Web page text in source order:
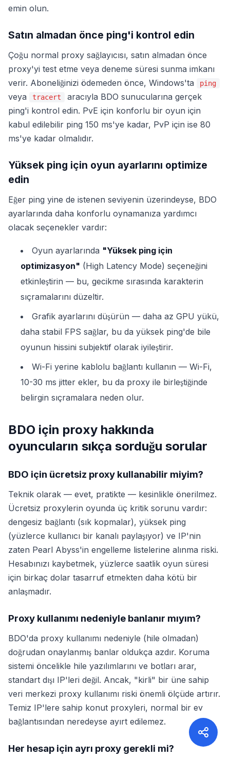
emin olun.
Satın almadan önce ping'i kontrol edin
Çoğu normal proxy sağlayıcısı, satın almadan önce
proxy'yi test etme veya deneme süresi sunma imkanı
verir. Aboneliğinizi ödemeden önce, Windows'ta
ping
veya tracert
aracıyla BDO sunucularına gerçek
ping'i kontrol edin. PvE için konforlu bir oyun için
kabul edilebilir ping 150 ms'ye kadar, PvP için ise 80
ms'ye kadar olmalıdır.
Yüksek ping için oyun ayarlarını optimize
edin
Eğer ping yine de istenen seviyenin üzerindeyse, BDO
ayarlarında daha konforlu oynamanıza yardımcı
olacak seçenekler vardır:
Oyun ayarlarında "Yüksek ping için
optimizasyon" (High Latency Mode) seçeneğini
etkinleştirin — bu, gecikme sırasında karakterin
sıçramalarını düzeltir.
Grafik ayarlarını düşürün — daha az GPU yükü,
daha stabil FPS sağlar, bu da yüksek ping'de bile
oyunun hissini subjektif olarak iyileştirir.
Wi-Fi yerine kablolu bağlantı kullanın — Wi-Fi,
10-30 ms jitter ekler, bu da proxy ile birleştiğinde
belirgin sıçramalara neden olur.
BDO için proxy hakkında
oyuncuların sıkça sorduğu sorular
BDO için ücretsiz proxy kullanabilir miyim?
Teknik olarak — evet, pratikte — kesinlikle önerilmez.
Ücretsiz proxylerin oyunda üç kritik sorunu vardır:
dengesiz bağlantı (sık kopmalar), yüksek ping
(yüzlerce kullanıcı bir kanalı paylaşıyor) ve IP'nin
zaten Pearl Abyss'in engelleme listelerine alınma riski.
Hesabınızı kaybetmek, yüzlerce saatlik oyun süresi
için birkaç dolar tasarruf etmekten daha kötü bir
anlaşmadır.
Proxy kullanımı nedeniyle banlanır mıyım?
BDO'da proxy kullanımı nedeniyle (hile olmadan)
doğrudan onaylanmış banlar oldukça azdır. Koruma
sistemi öncelikle hile yazılımlarını ve botları arar,
standart dışı IP'leri değil. Ancak, "kirli" bir üne sahip
veri merkezi proxy kullanımı riski önemli ölçüde artırır.
Temiz IP'lere sahip konut proxyleri, normal bir ev
bağlantısından neredeyse ayırt edilemez.
Her hesap için ayrı proxy gerekli mi?